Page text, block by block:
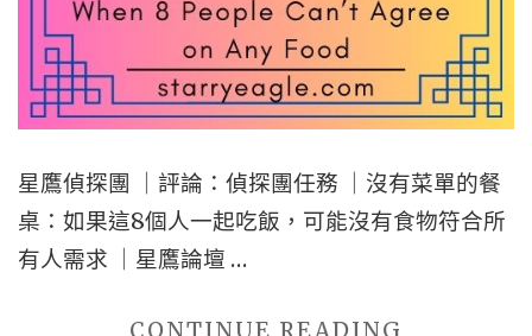
2
區
FRIES-
EATING
星鷹偵探團 ｜評論：偵探團任務 ｜沒有菜單的餐
桌：如果這8個人一起吃飯，可能沒有食物符合所
有人需求 ｜星鷹論壇 …